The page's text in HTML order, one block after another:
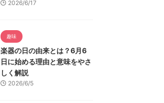
2026/6/17
趣味
楽器の日の由来とは？6月6
日に始める理由と意味をやさ
しく解説
2026/6/5